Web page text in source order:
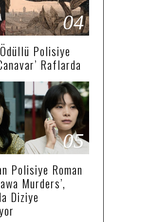
04
Polisiye
Raflarda
05
Polisiye Roman
Murders’,
Diziye